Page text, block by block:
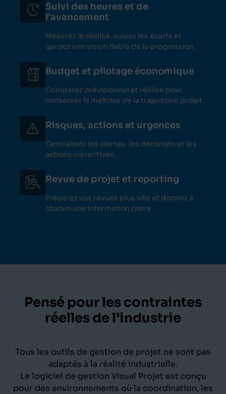
Suivi des heures et de
l’avancement
Mesurez le réalisé, suivez les écarts et
gardez une vision fiable de la progression.
Budget et pilotage économique
Comparez prévisionnel et réalisé pour
conserver la maîtrise de la trajectoire projet.
Risques, actions et urgences
Centralisez les alertes, les décisions et les
actions correctives.
Revue de projet et reporting
Préparez vos revues plus vite et donnez à
chacun une information claire.
Pensé pour les contraintes
réelles de l’industrie
Tous les outils de gestion de projet ne sont pas
adaptés à la réalité industrielle.
Le logiciel de gestion Visual Projet est conçu
pour des environnements où la coordination, les